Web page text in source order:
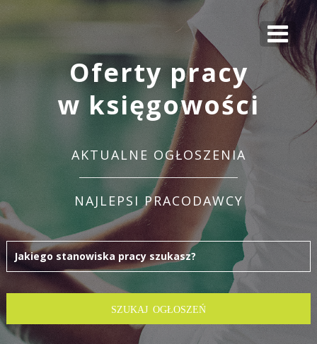
Oferty pracy
w księgowości
AKTUALNE OGŁOSZENIA
NAJLEPSI PRACODAWCY